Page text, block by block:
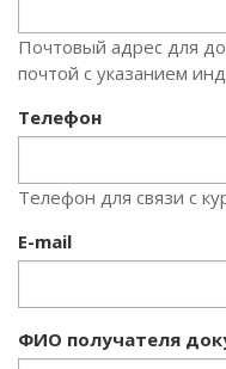
Почтовый адрес для
почтой с указанием
Телефон
Телефон для связи с
E-mail
ФИО получателя